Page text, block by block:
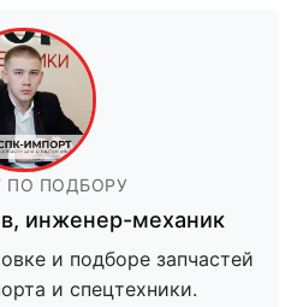
ПО ПОДБОРУ
, инженер-механик
и подборе запчастей
и спецтехники.